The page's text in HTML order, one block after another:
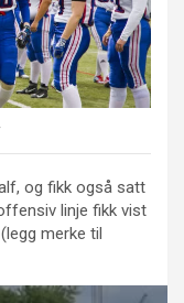
og fikk også satt
linje fikk vist
merke til